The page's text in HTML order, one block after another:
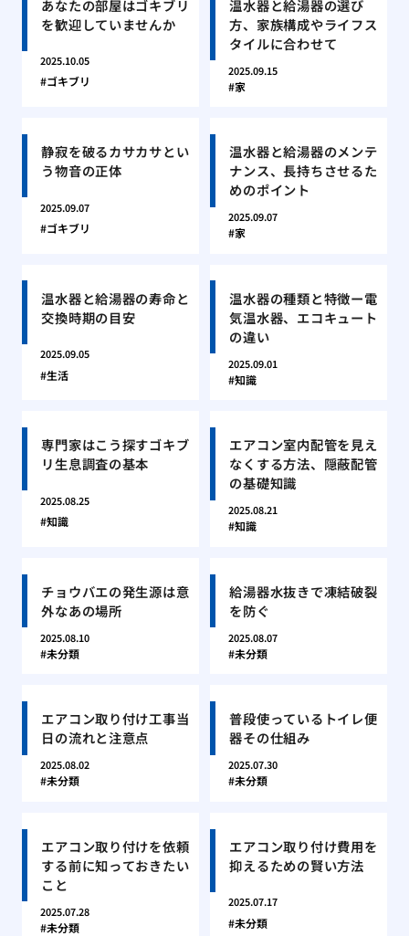
あなたの部屋はゴキブリ
を歓迎していませんか
2025.10.05
ゴキブリ
温水器と給湯器の選び
方、家族構成やライフス
タイルに合わせて
2025.09.15
家
静寂を破るカサカサとい
う物音の正体
2025.09.07
ゴキブリ
温水器と給湯器のメンテ
ナンス、長持ちさせるた
めのポイント
2025.09.07
家
温水器と給湯器の寿命と
交換時期の目安
2025.09.05
生活
温水器の種類と特徴ー電
気温水器、エコキュート
の違い
2025.09.01
知識
専門家はこう探すゴキブ
リ生息調査の基本
2025.08.25
知識
エアコン室内配管を見え
なくする方法、隠蔽配管
の基礎知識
2025.08.21
知識
チョウバエの発生源は意
外なあの場所
2025.08.10
未分類
給湯器水抜きで凍結破裂
を防ぐ
2025.08.07
未分類
エアコン取り付け工事当
日の流れと注意点
2025.08.02
未分類
普段使っているトイレ便
器その仕組み
2025.07.30
未分類
エアコン取り付けを依頼
する前に知っておきたい
こと
2025.07.28
未分類
エアコン取り付け費用を
抑えるための賢い方法
2025.07.17
未分類